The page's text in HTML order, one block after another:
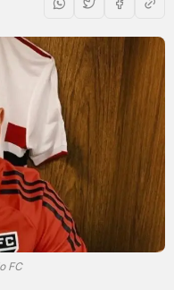
FC